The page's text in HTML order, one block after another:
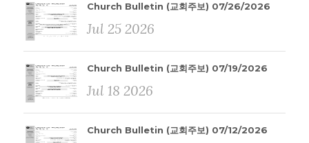
Church Bulletin (교회주보) 07/26/2026
Jul 25 2026
Church Bulletin (교회주보) 07/19/2026
Jul 18 2026
Church Bulletin (교회주보) 07/12/2026